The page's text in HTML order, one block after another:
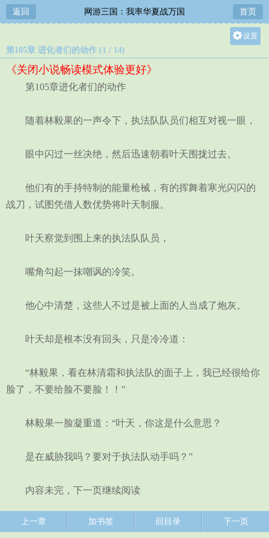
返回 网游三国：我率华夏战万国 首页
设置
第105章 进化者们的动作 (1 / 14)
《关闭小说畅读模式体验更好》
第105章进化者们的动作
随着林毅果的一声令下，执法队队员们相互对视一眼，
眼中闪过一丝决绝，然后迅速朝着叶天围拢过去。
他们有的手持特制的能量枪械，有的挥舞着寒光闪闪的
战刀，试图凭借人数优势将叶天制服。
叶天察觉到围上来的执法队队员，
嘴角勾起一抹嘲讽的冷笑。
他心中清楚，这些人不过是被上面的人当成了炮灰。
叶天却是根本没有回头，只是冷冷道：
“林毅果，看在林清霜和执法队的面子上，我已经很给你
脸了，不要给脸不要脸！！”
林毅果一脸凝重道：“叶天，你这是什么意思？
是在威胁我吗？要对于执法队动手吗？”
内容未完，下一页继续阅读
上一章 加书签 回目录 下一页